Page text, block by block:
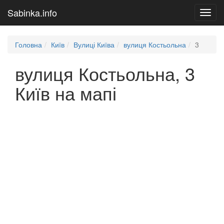
Sabinka.info
Головна Київ Вулиці Київа вулиця Костьольна 3
вулиця Костьольна, 3
Київ на мапі